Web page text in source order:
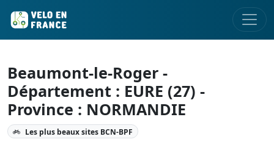
Beaumont-le-Roger -
Département : EURE (27) -
Province : NORMANDIE
Les plus beaux sites BCN-BPF